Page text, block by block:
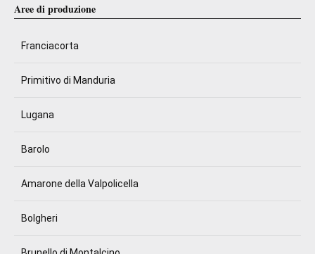
Aree di produzione
Franciacorta
Primitivo di Manduria
Lugana
Barolo
Amarone della Valpolicella
Bolgheri